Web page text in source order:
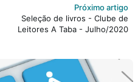
Próximo artigo
Seleção de livros - Clube de
Leitores A Taba - Julho/2020